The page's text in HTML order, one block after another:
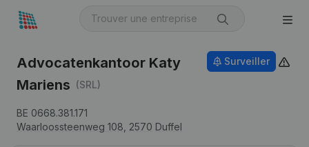
Advocatenkantoor Katy
Mariens (SRL)
BE 0668.381.171
Waarloossteenweg 108, 2570 Duffel
Surveiller